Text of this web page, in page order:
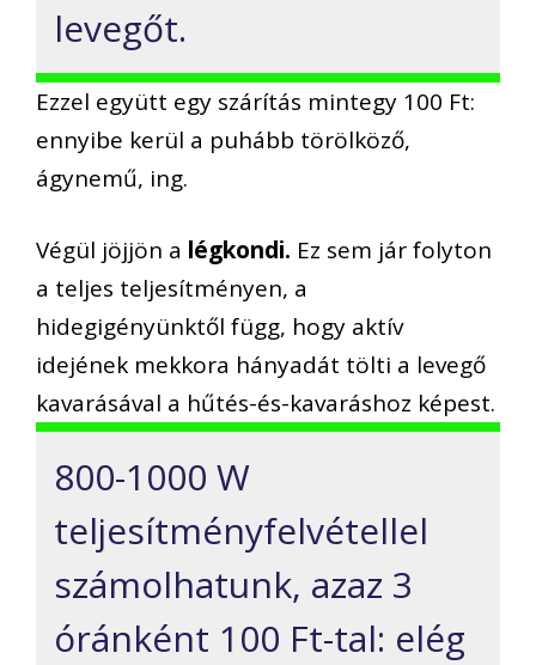
levegőt.
Ezzel együtt egy szárítás mintegy 100 Ft:
ennyibe kerül a puhább törölköző,
ágynemű, ing.
Végül jöjjön a légkondi. Ez sem jár folyton
a teljes teljesítményen, a
hidegigényünktől függ, hogy aktív
idejének mekkora hányadát tölti a levegő
kavarásával a hűtés-és-kavaráshoz képest.
800-1000 W
teljesítményfelvétellel
számolhatunk, azaz 3
óránként 100 Ft-tal: elég